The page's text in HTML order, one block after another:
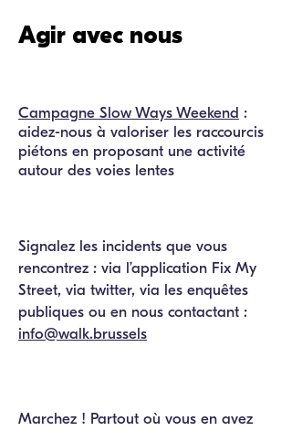
Agir avec nous
Campagne Slow Ways Weekend :
aidez-nous à valoriser les raccourcis
piétons en proposant une activité
autour des voies lentes
Signalez les incidents que vous
rencontrez : via l’application Fix My
Street, via twitter, via les enquêtes
publiques ou en nous contactant :
info@walk.brussels
Marchez ! Partout où vous en avez